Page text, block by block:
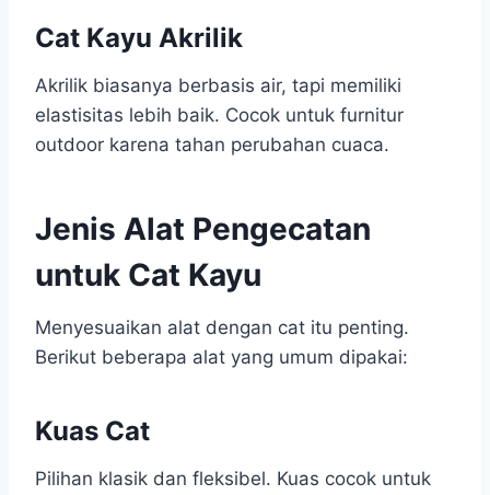
Cat Kayu Akrilik
Akrilik biasanya berbasis air, tapi memiliki
elastisitas lebih baik. Cocok untuk furnitur
outdoor karena tahan perubahan cuaca.
Jenis Alat Pengecatan
untuk Cat Kayu
Menyesuaikan alat dengan cat itu penting.
Berikut beberapa alat yang umum dipakai:
Kuas Cat
Pilihan klasik dan fleksibel. Kuas cocok untuk